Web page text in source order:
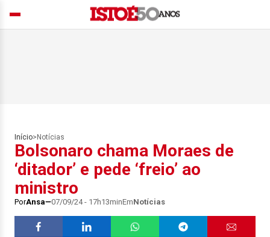
Início> Notícias
Bolsonaro chama Moraes de
‘ditador’ e pede ‘freio’ ao
ministro
PorAnsa 07/09/24 - 17h13minEmNotícias